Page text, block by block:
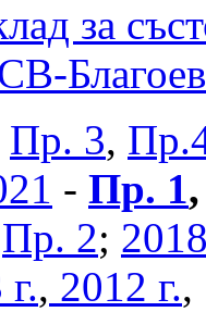
за
Пр. 3,
- Пр. 1
Пр. 2;
, 2012 г.